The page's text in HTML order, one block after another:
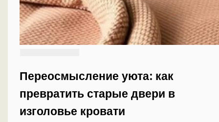
Переосмысление уюта: как
превратить старые двери в
изголовье кровати